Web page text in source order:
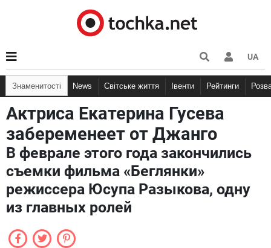
UA
Знаменитості News Світське життя Івенти Рейтинги
Актриса Екатерина Гусева
забеременеет от Джанго
В феврале этого года закончились
съемки фильма «Беглянки»
режиссера Юсупа Разыкова, одну
из главных ролей